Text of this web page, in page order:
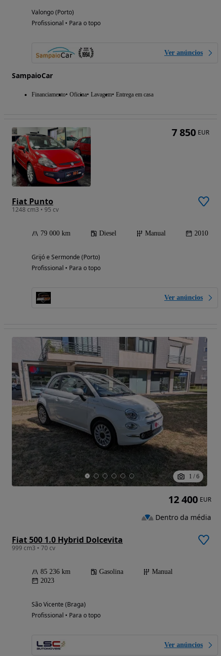
Valongo (Porto)
Profissional • Para o topo
Ver anúncios
SampaioCar
Financiamento Oficina Lavagem Entrega em casa
Fiat Punto
1248 cm3 • 95 cv
79 000 km Diesel Manual 2010
Grijó e Sermonde (Porto)
Profissional • Para o topo
Ver anúncios
7 850 EUR
1 / 6
Fiat 500 1.0 Hybrid Dolcevita
999 cm3 • 70 cv
85 236 km Gasolina
Manual
2023
São Vicente (Braga)
Profissional • Para o topo
Ver anúncios
12 400 EUR
Dentro da média